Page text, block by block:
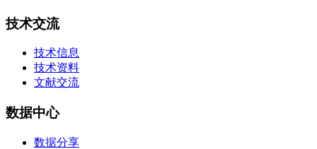
技术交流
技术信息
技术资料
文献交流
数据中心
数据分享